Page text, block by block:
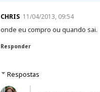
CHRIS 11/04/2013, 09:54
onde eu compro ou quando sai.
Responder
Respostas